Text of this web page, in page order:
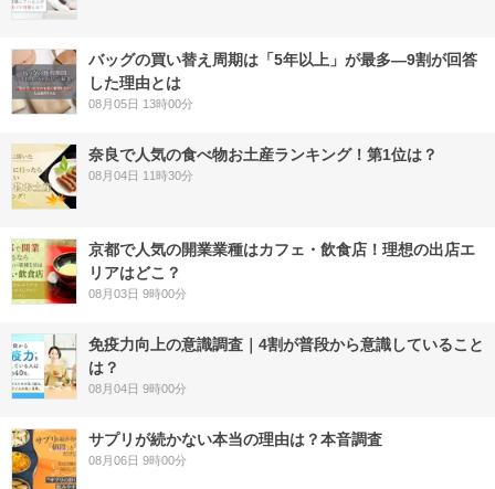
バッグの買い替え周期は「5年以上」が最多―9割が回答
した理由とは
08月05日 13時00分
奈良で人気の食べ物お土産ランキング！第1位は？
08月04日 11時30分
京都で人気の開業業種はカフェ・飲食店！理想の出店エ
リアはどこ？
08月03日 9時00分
免疫力向上の意識調査｜4割が普段から意識していること
は？
08月04日 9時00分
サプリが続かない本当の理由は？本音調査
08月06日 9時00分